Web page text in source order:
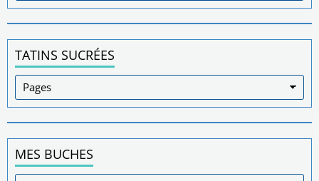
TATINS SUCRÉES
MES BUCHES